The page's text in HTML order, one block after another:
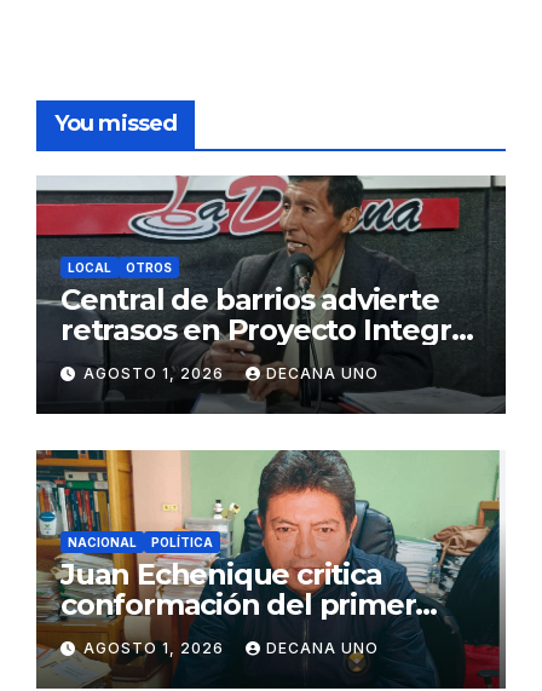
You missed
LOCAL OTROS
Central de barrios advierte
retrasos en Proyecto Integral
de Agua y Alcantarillado para
Juliaca
AGOSTO 1, 2026 DECANA UNO
NACIONAL POLÍTICA
Juan Echenique critica
conformación del primer
gabinete ministerial de Keiko
Fujimori
AGOSTO 1, 2026 DECANA UNO